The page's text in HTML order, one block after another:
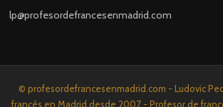
lp@profesordefrancesenmadrid.com
© profesordefrancesenmadrid.com - Ludovic
francés en Madrid desde 2007 - Profesor de